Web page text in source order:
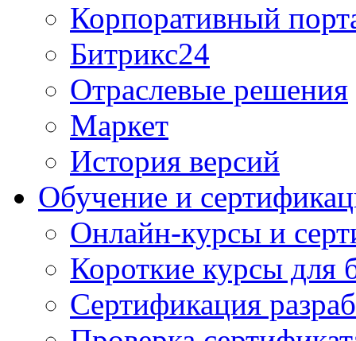
Корпоративный
Битрикс24
Отраслевые решения
Маркет
История версий
Обучение и
Онлайн-курсы и
Короткие курсы для
Сертификация